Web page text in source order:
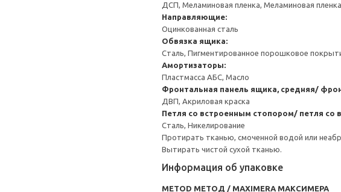
ДСП, Меламиновая пленка, Меламиновая пленка
Направляющие:
Оцинкованная сталь
Обвязка ящика:
Сталь, Пигментированное порошковое
Амортизаторы:
Пластмасса АБС, Масло
Фронтальная панель ящика, средняя/
ДВП, Акриловая краска
Петля со встроенным стопором/ петля со
Сталь, Никелирование
Протирать тканью, смоченной водой или
Вытирать чистой сухой тканью.
Информация об упаковке
METOD МЕТОД / MAXIMERA МАКСИМЕРА